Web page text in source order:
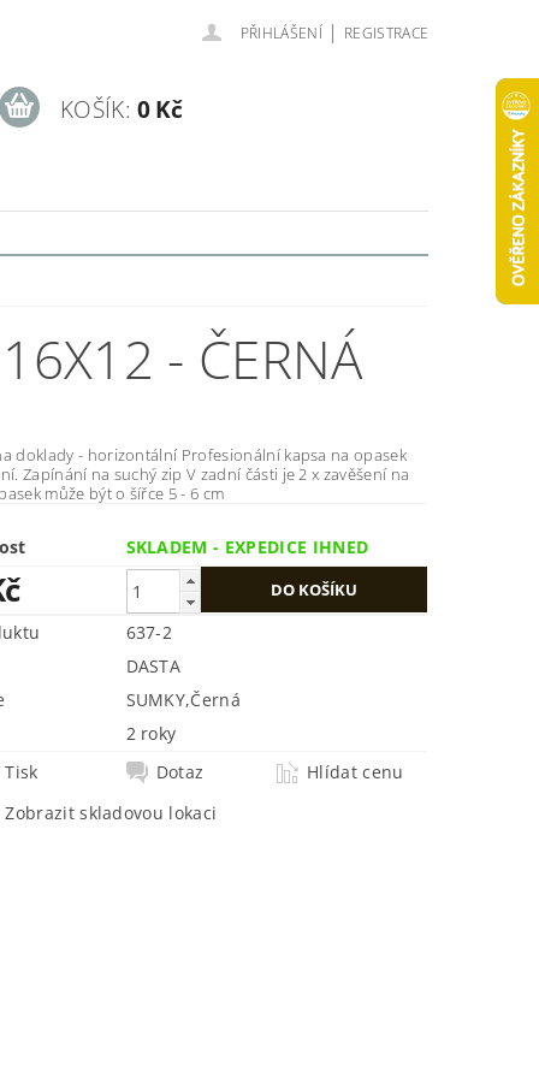
PŘIHLÁŠENÍ | REGISTRACE
KOŠÍK: 0 Kč
- ČERNÁ
- horizontální Profesionální kapsa na opasek
na
může být o šířce 5 - 6 cm
SKLADEM - EXPEDICE IHNED
637-2
DASTA
SUMKY,Černá
2 roky
Tisk
Dotaz
Hlídat cenu
Zobrazit skladovou lokaci